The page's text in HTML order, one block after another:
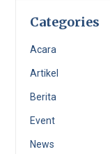
Categories
Acara
Artikel
Berita
Event
News